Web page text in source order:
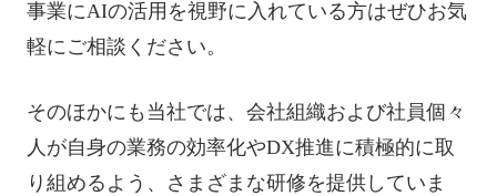
事業にAIの活用を視野に入れている方はぜひお気
軽にご相談ください。
そのほかにも当社では、会社組織および社員個々
人が自身の業務の効率化やDX推進に積極的に取
り組めるよう、さまざまな研修を提供していま